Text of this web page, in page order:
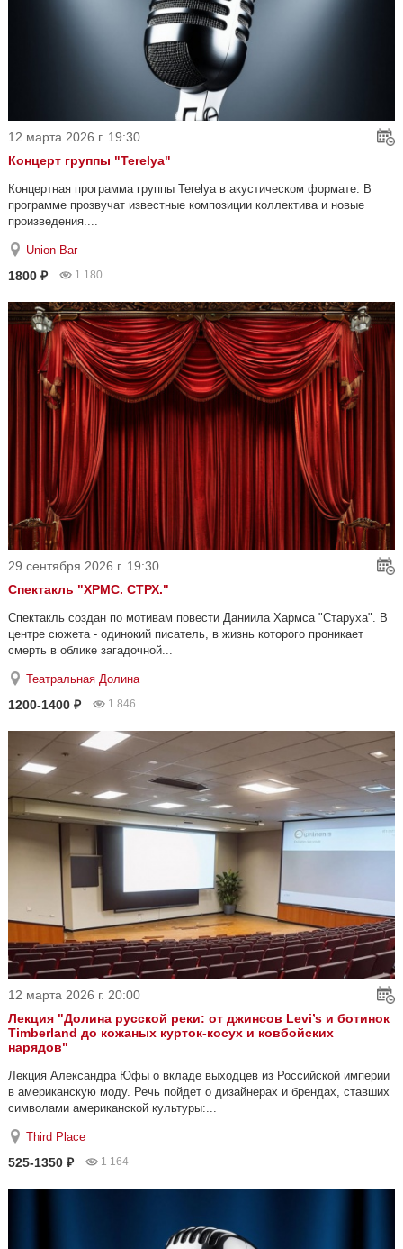
12 марта 2026 г. 19:30
Концерт группы "Terelya"
Концертная программа группы Terelya в акустическом формате. В
программе прозвучат известные композиции коллектива и новые
произведения....
Union Bar
1800 ₽ 1 180
29 сентября 2026 г. 19:30
Спектакль "ХРМС. СТРХ."
Спектакль создан по мотивам повести Даниила Хармса "Старуха". В
центре сюжета - одинокий писатель, в жизнь которого проникает
смерть в облике загадочной...
Театральная Долина
1200-1400 ₽ 1 846
12 марта 2026 г. 20:00
Лекция "Долина русской реки: от джинсов Levi’s и ботинок
Timberland до кожаных курток-косух и ковбойских
нарядов"
Лекция Александра Юфы о вкладе выходцев из Российской империи
в американскую моду. Речь пойдет о дизайнерах и брендах, ставших
символами американской культуры:...
Third Place
525-1350 ₽ 1 164